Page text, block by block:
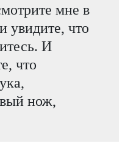
мне в
увидите, что
И
что
нож,